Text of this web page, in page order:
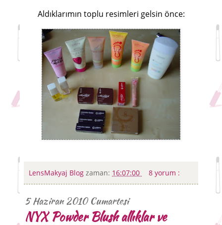
Aldıklarımın toplu resimleri gelsin önce:
LensMakyaj Blog zaman: 16:07:00 8 yorum :
5 Haziran 2010 Cumartesi
NYX Powder Blush allıklar ve